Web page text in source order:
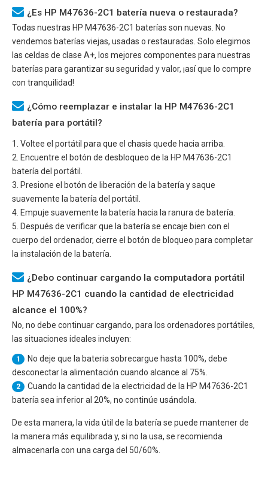
¿Es HP M47636-2C1 batería nueva o restaurada?
Todas nuestras HP M47636-2C1 baterías son nuevas. No
vendemos baterías viejas, usadas o restauradas. Solo elegimos
las celdas de clase A+, los mejores componentes para nuestras
baterías para garantizar su seguridad y valor, ¡así que lo compre
con tranquilidad!
¿Cómo reemplazar e instalar la HP M47636-2C1
batería para portátil?
1. Voltee el portátil para que el chasis quede hacia arriba.
2. Encuentre el botón de desbloqueo de la HP M47636-2C1
batería del portátil.
3. Presione el botón de liberación de la batería y saque
suavemente la batería del portátil.
4. Empuje suavemente la batería hacia la ranura de batería.
5. Después de verificar que la batería se encaje bien con el
cuerpo del ordenador, cierre el botón de bloqueo para completar
la instalación de la batería.
¿Debo continuar cargando la computadora portátil
HP M47636-2C1 cuando la cantidad de electricidad
alcance el 100%?
No, no debe continuar cargando, para los ordenadores portátiles,
las situaciones ideales incluyen:
1
No deje que la bateria sobrecargue hasta 100%, debe
desconectar la alimentación cuando alcance al 75%.
2 Cuando la cantidad de la electricidad de la HP M47636-2C1
batería sea inferior al 20%, no continúe usándola.
De esta manera, la vida útil de la batería se puede mantener de
la manera más equilibrada y, si no la usa, se recomienda
almacenarla con una carga del 50/60%.